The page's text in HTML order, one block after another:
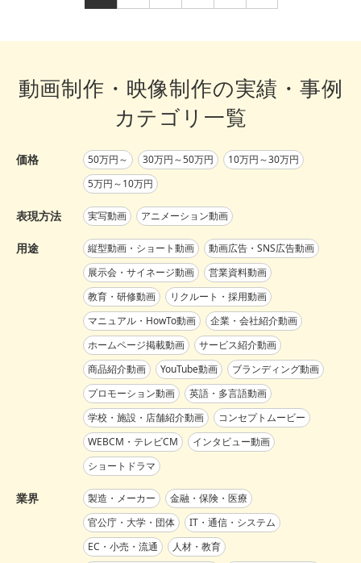
動画制作・映像制作の実績・事例
カテゴリ一覧
価格 50万円～ 30万円～50万円
10万円～30万円
5万円～10万円
表現方法 実写動画 アニメーション動画
用途 縦型動画・ショート動画
動画広告・SNS広告動画
展示会・サイネージ動画
営業資料動画
教育・研修動画
リクルート・採用動画
マニュアル・HowTo動画
企業・会社紹介動画
ホームページ掲載動画
サービス紹介動画
商品紹介動画
YouTube動画
ブランディング動画
プロモーション動画
英語・多言語動画
学校・施設・店舗紹介動画
コンセプトムービー
WEBCM・テレビCM
インタビュー動画
ショートドラマ
業界 製造・メーカー
金融・保険・医療
官公庁・大学・団体
IT・通信・システム
EC・小売・流通
人材・教育